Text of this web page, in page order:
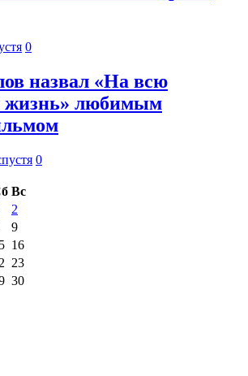
0
назвал «На всю
жизнь» любимым
0
Вс
2
9
16
23
30